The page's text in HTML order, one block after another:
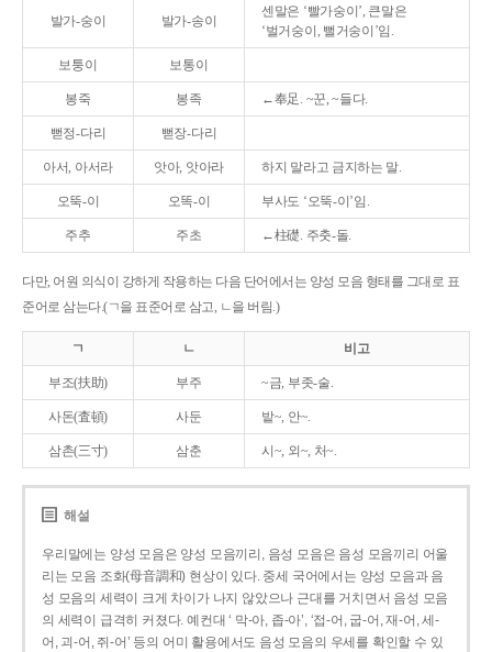
발가-숭이 발가-송이
센말은 ‘빨가숭이’, 큰말은
‘벌거숭이, 뻘거숭이’임.
보퉁이 보통이
봉죽 봉족 ←奉足. ~꾼, ~들다.
뻗정-다리 뻗장-다리
아서, 아서라 앗아, 앗아라 하지 말라고 금지하는 말.
오뚝-이 오똑-이 부사도 ‘오뚝-이’임.
주추 주초 ←柱礎. 주춧-돌.
다만, 어원 의식이 강하게 작용하는 다음 단어에서는 양성 모음 형태를 그대로 표
준어로 삼는다.(ㄱ을 표준어로 삼고, ㄴ을 버림.)
ㄱ ㄴ 비고
부조(扶助) 부주 ~금, 부좃-술.
사돈(査頓) 사둔 밭~, 안~.
삼촌(三寸) 삼춘 시~, 외~, 처~.
해설
우리말에는 양성 모음은 양성 모음끼리, 음성 모음은 음성 모음끼리 어울
리는 모음 조화(母音調和) 현상이 있다. 중세 국어에서는 양성 모음과 음
성 모음의 세력이 크게 차이가 나지 않았으나 근대를 거치면서 음성 모음
의 세력이 급격히 커졌다. 예컨대 ‘ 막-아, 좁-아’, ‘접-어, 굽-어, 재-어, 세-
어, 괴-어, 쥐-어’ 등의 어미 활용에서도 음성 모음의 우세를 확인할 수 있